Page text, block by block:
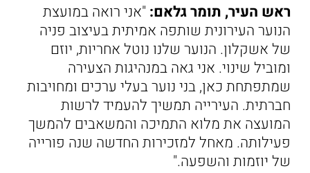
ראש העיר, תומר גלאם: "אני רואה במועצת
הנוער העירונית שותפה אמיתית בעיצוב פניה
של אשקלון. הנוער שלנו נוטל אחריות, יוזם
ומוביל שינוי. אני גאה במנהיגות הצעירה
שמתפתחת כאן, בני נוער בעלי ערכים ומחויבות
חברתית. העירייה תמשיך להעמיד לרשות
המועצה את מלוא התמיכה והמשאבים להמשך
פעילותה. מאחל למזכירות החדשה שנה פורייה
של יוזמות והשפעה."